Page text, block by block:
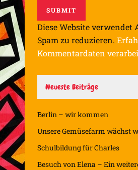
Diese Website verwendet
Spam zu reduzieren.
Kommentardaten
Neueste Beiträge
Berlin – wir kommen
Unsere Gemüsefarm wächst
Schulbildung für Charles
Besuch von Elena – Ein